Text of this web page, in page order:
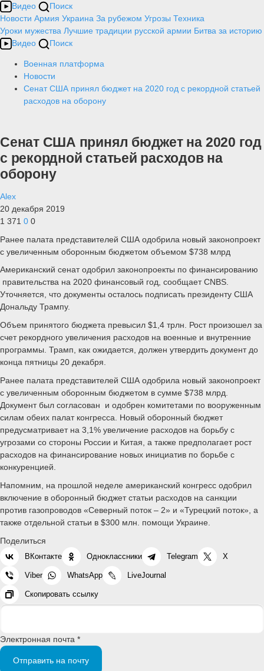
Видео
Поиск
Новости Армия Украина За рубежом Угрозы Техника
Уроки мужества Лучшие традиции русской армии Битва за историю
Видео
Поиск
Военная платформа
Новости
Сенат США принял бюджет на 2020 год с рекордной статьей
расходов на оборону
Сенат США принял бюджет на 2020 год
с рекордной статьей расходов на
оборону
Alex
20 декабря 2019
1 371 0 0
Ранее палата представителей США одобрила новый законопроект
с увеличенным оборонным бюджетом объемом $738 млрд
Американский сенат одобрил законопроекты по финансированию
правительства на 2020 финансовый год, сообщает CNBS.
Уточняется, что документы осталось подписать президенту США
Дональду Трампу.
Объем принятого бюджета превысил $1,4 трлн. Рост произошел за
счет рекордного увеличения расходов на военные и внутренние
программы. Трамп, как ожидается, должен утвердить документ до
конца пятницы 20 декабря.
Ранее палата представителей США одобрила новый законопроект
с увеличенным оборонным бюджетом в сумме $738 млрд.
Документ был согласован и одобрен комитетами по вооруженным
силам обеих палат конгресса. Новый оборонный бюджет
предусматривает на 3,1% увеличение расходов на борьбу с
угрозами со стороны России и Китая, а также предполагает рост
расходов на финансирование новых инициатив по борьбе с
конкуренцией.
Напомним, на прошлой неделе американский конгресс одобрил
включение в оборонный бюджет статьи расходов на санкции
против газопроводов «Северный поток – 2» и «Турецкий поток», а
также отдельной статьи в $300 млн. помощи Украине.
Поделиться
ВКонтакте Одноклассники Telegram X
Viber WhatsApp LiveJournal
Скопировать ссылку
Электронная почта *
Отправить на почту